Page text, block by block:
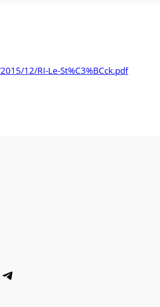
12/RI-Le-St%C3%BCck.pdf
Telegram